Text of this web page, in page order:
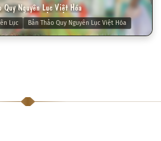
Quy Nguyên Lục Việt Hóa
Lục Bản Thảo Quy Nguyên Lục Việt Hóa